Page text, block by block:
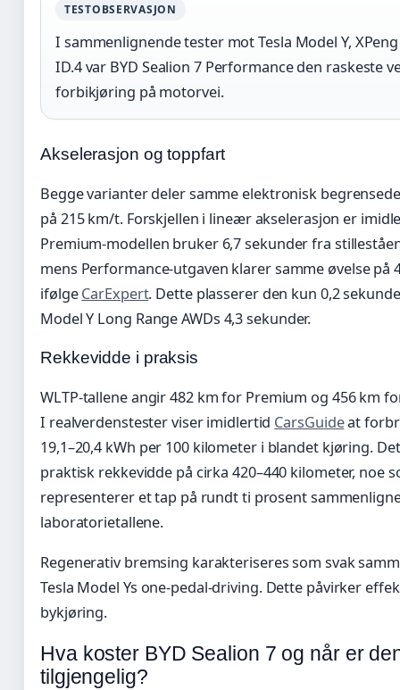
TESTOBSERVASJON
I sammenlignende tester mot Tesla Model Y,
ID.4 var BYD Sealion 7 Performance den raskeste
forbikjøring på motorvei.
Akselerasjon og toppfart
Begge varianter deler samme elektronisk
på 215 km/t. Forskjellen i lineær akselerasjon er
Premium-modellen bruker 6,7 sekunder fra
mens Performance-utgaven klarer samme øvelse på
ifølgeCarExpert. Dette plasserer den kun 0,2
Model Y Long Range AWDs 4,3 sekunder.
Rekkevidde i praksis
WLTP-tallene angir 482 km for Premium og 456 km
I realverdenstester viser imidlertid CarsGuideat
19,1–20,4 kWh per 100 kilometer i blandet kjøring.
praktisk rekkevidde på cirka 420–440 kilometer, noe
representerer et tap på rundt ti prosent
laboratorietallene.
Regenerativ bremsing karakteriseres som svak
Tesla Model Ys one-pedal-driving. Dette påvirker
bykjøring.
Hva koster BYD Sealion 7 og når er
tilgjengelig?